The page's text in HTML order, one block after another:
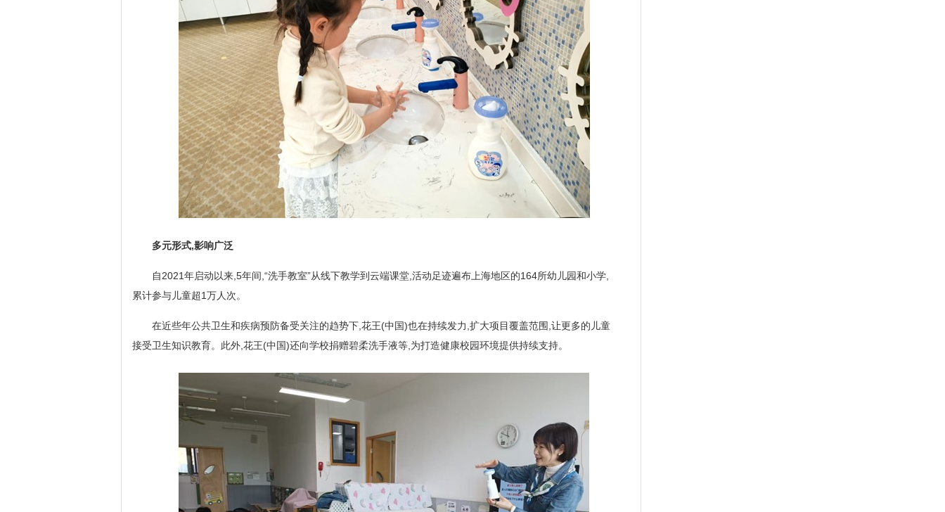
多元形式,影响广泛
自2021年启动以来,5年间,“洗手教室”从线下教学到云端课堂,活动足迹遍布上海地区的164所幼儿园和小学,
累计参与儿童超1万人次。
在近些年公共卫生和疾病预防备受关注的趋势下,花王(中国)也在持续发力,扩大项目覆盖范围,让更多的儿童
接受卫生知识教育。此外,花王(中国)还向学校捐赠碧柔洗手液等,为打造健康校园环境提供持续支持。